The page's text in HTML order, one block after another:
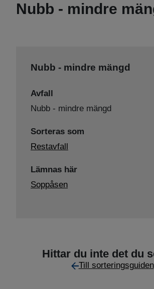
Nubb - mindre
Nubb - mindre mängd
Avfall
Nubb - mindre mängd
Sorteras som
Restavfall
Lämnas här
Soppåsen
Hittar du inte det du
Till sorteringsguiden